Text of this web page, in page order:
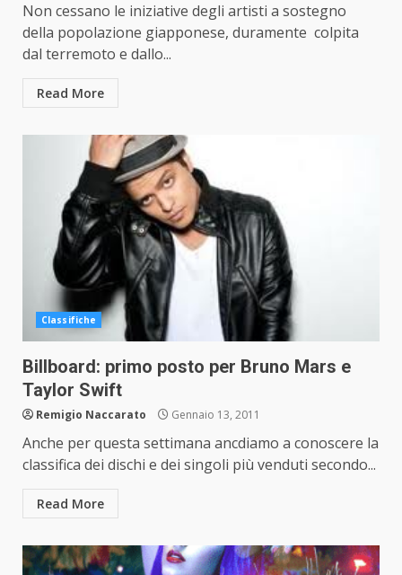
Non cessano le iniziative degli artisti a sostegno
della popolazione giapponese, duramente colpita
dal terremoto e dallo...
Read More
Classifiche
Billboard: primo posto per Bruno Mars e
Taylor Swift
Remigio Naccarato Gennaio 13, 2011
Anche per questa settimana ancdiamo a conoscere la
classifica dei dischi e dei singoli più venduti secondo...
Read More